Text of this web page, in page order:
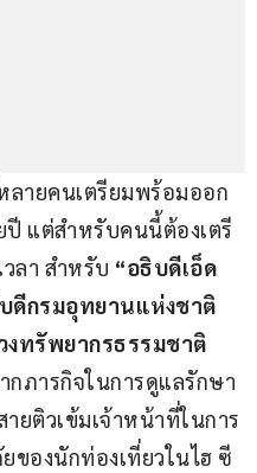
ายคนเตรียมพร้อมออก
ปี แต่สำหรับคนนี้ต้องเตรี
ลา สำหรับ “อธิบดีเอ็ด
ดีกรมอุทยานแห่งชาติ
ทรัพยากรธรรมชาติ
กภารกิจในการดูแลรักษา
ยติวเข้มเจ้าหน้าที่ในการ
องนักท่องเที่ยวในไฮ ซี